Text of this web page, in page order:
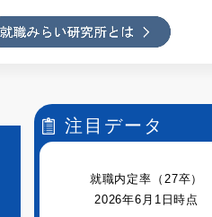
注目データ
就職内定率（27卒）
2026年6月1日時点